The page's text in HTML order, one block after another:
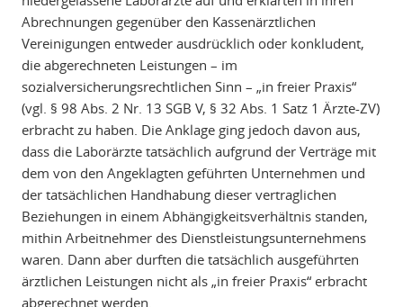
Abrechnungen gegenüber den Kassenärztlichen
Vereinigungen entweder ausdrücklich oder konkludent,
die abgerechneten Leistungen – im
sozialversicherungsrechtlichen Sinn – „in freier Praxis“
(vgl. § 98 Abs. 2 Nr. 13 SGB V, § 32 Abs. 1 Satz 1 Ärzte-ZV)
erbracht zu haben. Die Anklage ging jedoch davon aus,
dass die Laborärzte tatsächlich aufgrund der Verträge mit
dem von den Angeklagten geführten Unternehmen und
der tatsächlichen Handhabung dieser vertraglichen
Beziehungen in einem Abhängigkeitsverhältnis standen,
mithin Arbeitnehmer des Dienstleistungsunternehmens
waren. Dann aber durften die tatsächlich ausgeführten
ärztlichen Leistungen nicht als „in freier Praxis“ erbracht
abgerechnet werden.